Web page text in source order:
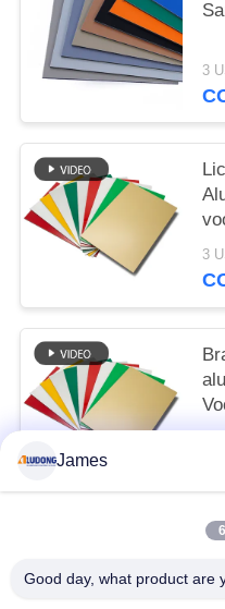
3
3
James
Good day, what product are